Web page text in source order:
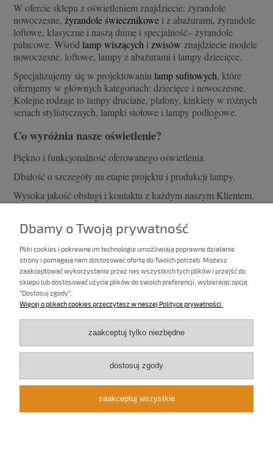
W ofercie sklepu z oświetleniem znajdziecie: żyrandole
nowoczesne, żyrandole świecznikowe i z abażurami, żyrandole
loftowe, klasyczne i naszą dumę i specjalność– żyrandole
pałacowe. Wśród lamp wiszących i zwisów znajdziecie modele
nowoczesne, loftowe, lampy z abażurami i lampy dziecięce.
Specjalizujemy się w projektowaniu lamp sufitowych, które
oferujemy w głównych kategoriach: dziecięce i nowoczesne.
Kolejne rodzaje to lampy druciane, plafony, kinkiety w różnych
seriach stylistycznych, lampki stołowe i lampy podłogowe.
Co wyróżnia nasze oświetlenie?
Piękno i funkcjonalność oferowanego oświetlenia.
Dbałość o szczegóły na etapie projektu i produkcji lampy.
Wysoka jakość obsługi i kontaktu z każdym naszym Klientem.
zamówienia. Zawsze służymy Państwu radą i naszym
doświadczeniem, dzięki czemu udaje nam się – wspólnie z
Państwem – urzeczywistniać piękne i czasem szalone pomysły
świetlne.
Zachęcamy do zapoznania się z ofertą oryginalnych, autorskich
i czasem nowatorskich lamp i żyrandoli.
Zespół sklepu Lampy-Juszczyk
Informacje
DOSTAWA I PŁATNOŚCI
GWARANCJA I ZWROTY
Dbamy o Twoją prywatność
Pliki cookies i pokrewne im technologie umożliwiają poprawne działanie
strony i pomagają nam dostosować ofertę do Twoich potrzeb. Możesz
zaakceptować wykorzystanie przez nas wszystkich tych plików i przejść do
sklepu lub dostosować użycie plików do swoich preferencji, wybierając opcję
"Dostosuj zgody".
Więcej o plikach cookies przeczytasz w naszej Polityce prywatności.
zaakceptuj tylko niezbędne
dostosuj zgody
zaakceptuj wszystkie